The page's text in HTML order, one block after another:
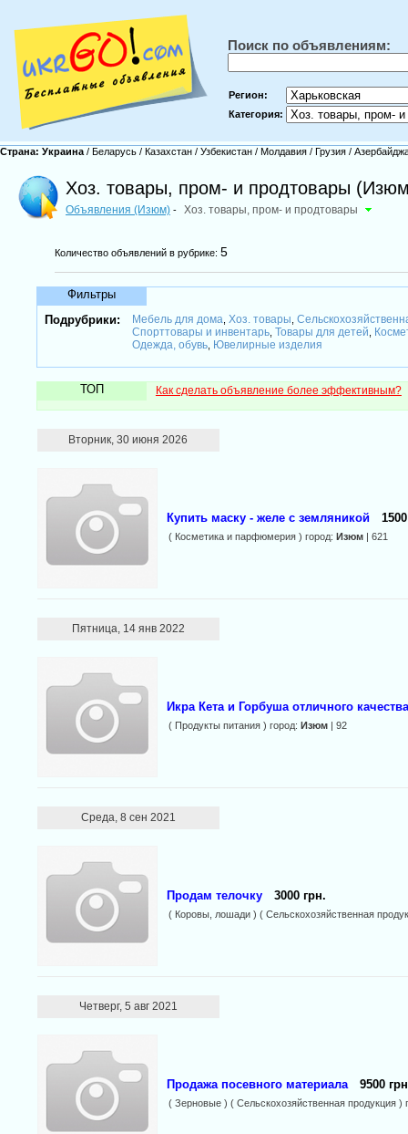
Поиск по объявлениям:
Регион:
Категория:
Страна: Украина / Беларусь / Казахстан / Узбекистан / Молдавия / Грузия /
Хоз. товары, пром- и продтовары
Объявления (Изюм) - Хоз. товары, пром- и продтовары
Количество объявлений в рубрике: 5
Фильтры
Подрубрики:
Мебель для дома Хоз. товары
Спорттовары и инвентарь, Товары для детей
Одежда, обувь, Ювелирные изделия
ТОП Как сделать объявление более эффективным?
Вторник, 30 июня 2026
Купить маску - желе с земляникой
( Косметика и парфюмерия ) город: Изюм| 621
Пятница, 14 янв 2022
Икра Кета и Горбуша отличного качества
( Продукты питания ) город: Изюм| 92
Среда, 8 сен 2021
Продам телочку 3000 грн.
( Коровы, лошади ) ( Сельскохозяйственная
Четверг, 5 авг 2021
Продажа посевного материала 9500
( Зерновые ) ( Сельскохозяйственная продукция )